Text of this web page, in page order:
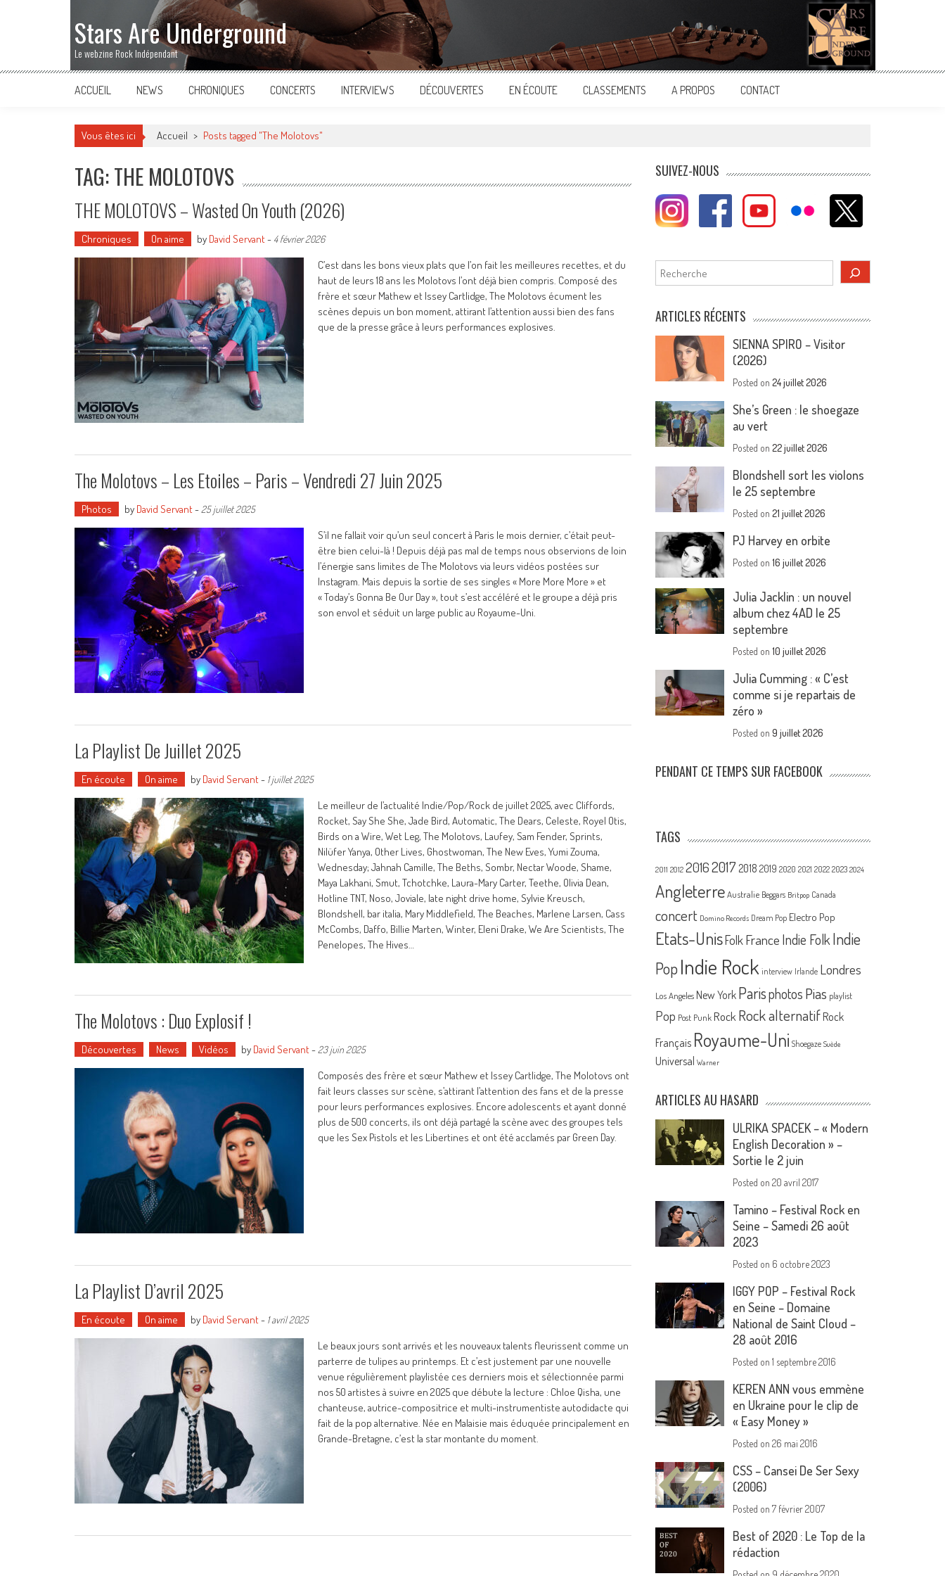
Stars Are Underground
Le webzine Rock Indépendant
ACCUEIL NEWS CHRONIQUES CONCERTS INTERVIEWS DÉCOUVERTES EN ÉCOUTE CLASSEMENTS A PROPOS CONTACT
Vous êtes ici Accueil > Posts tagged "The Molotovs"
TAG: THE MOLOTOVS
THE MOLOTOVS – Wasted On Youth (2026)
Chroniques On aime by David Servant- 4 février 2026
C’est dans les bons vieux plats que l’on fait les meilleures recettes, et du
haut de leurs 18 ans les Molotovs l’ont déjà bien compris. Composé des
frère et sœur Mathew et Issey Cartlidge, The Molotovs écument les
scènes depuis un bon moment, attirant l’attention aussi bien des fans
que de la presse grâce à leurs performances explosives.
The Molotovs – Les Etoiles – Paris – Vendredi 27 Juin 2025
Photos by David Servant- 25 juillet 2025
S’il ne fallait voir qu’un seul concert à Paris le mois dernier, c’était peut-
être bien celui-là ! Depuis déjà pas mal de temps nous observions de loin
l’énergie sans limites de The Molotovs via leurs vidéos postées sur
Instagram. Mais depuis la sortie de ses singles « More More More » et
« Today’s Gonna Be Our Day », tout s’est accéléré et le groupe a déjà pris
son envol et séduit un large public au Royaume-Uni.
La Playlist De Juillet 2025
En écoute On aime by David Servant- 1 juillet 2025
Le meilleur de l’actualité Indie/Pop/Rock de juillet 2025, avec Cliffords,
Rocket, Say She She, Jade Bird, Automatic, The Dears, Celeste, Royel Otis,
Birds on a Wire, Wet Leg, The Molotovs, Laufey, Sam Fender, Sprints,
Nilüfer Yanya, Other Lives, Ghostwoman, The New Eves, Yumi Zouma,
Wednesday; Jahnah Camille, The Beths, Sombr, Nectar Woode, Shame,
Maya Lakhani, Smut, Tchotchke, Laura-Mary Carter, Teethe, Olivia Dean,
Hotline TNT, Noso, Joviale, late night drive home, Sylvie Kreusch,
Blondshell, bar italia, Mary Middlefield, The Beaches, Marlene Larsen, Cass
McCombs, Daffo, Billie Marten, Winter, Eleni Drake, We Are Scientists, The
Penelopes, The Hives…
The Molotovs : Duo Explosif !
Découvertes News Vidéos by David Servant- 23 juin 2025
Composés des frère et sœur Mathew et Issey Cartlidge, The Molotovs ont
fait leurs classes sur scène, s’attirant l’attention des fans et de la presse
pour leurs performances explosives. Encore adolescents et ayant donné
plus de 500 concerts, ils ont déjà partagé la scène avec des groupes tels
que les Sex Pistols et les Libertines et ont été acclamés par Green Day.
La Playlist D’avril 2025
En écoute On aime by David Servant- 1 avril 2025
Le beaux jours sont arrivés et les nouveaux talents fleurissent comme un
parterre de tulipes au printemps. Et c’est justement par une nouvelle
venue régulièrement playlistée ces derniers mois et sélectionnée parmi
nos 50 artistes à suivre en 2025 que débute la lecture : Chloe Qisha, une
chanteuse, autrice-compositrice et multi-instrumentiste autodidacte qui
fait de la pop alternative. Née en Malaisie mais éduquée principalement en
Grande-Bretagne, c’est la star montante du moment.
SUIVEZ-NOUS
Rechercher
ARTICLES RÉCENTS
SIENNA SPIRO – Visitor
(2026)
Posted on24 juillet 2026
She’s Green : le shoegaze
au vert
Posted on22 juillet 2026
Blondshell sort les violons
le 25 septembre
Posted on21 juillet 2026
PJ Harvey en orbite
Posted on16 juillet 2026
Julia Jacklin : un nouvel
album chez 4AD le 25
septembre
Posted on10 juillet 2026
Julia Cumming : « C’est
comme si je repartais de
zéro »
Posted on9 juillet 2026
PENDANT CE TEMPS SUR FACEBOOK
TAGS
2011 2012 20162017 2018 2019 2020 2021 2022 2023 2024
Angleterre Australie Beggars Britpop Canada
concert Domino Records Dream Pop Electro Pop
Etats-UnisFolk France Indie FolkIndie
PopIndie Rock interview Irlande Londres
Los Angeles New York Parisphotos Pias playlist
Pop Post Punk Rock Rock alternatif Rock
Français Royaume-Uni Shoegaze Suède
Universal Warner
ARTICLES AU HASARD
ULRIKA SPACEK – « Modern
English Decoration » –
Sortie le 2 juin
Posted on20 avril 2017
Tamino – Festival Rock en
Seine – Samedi 26 août
2023
Posted on 6 octobre 2023
IGGY POP – Festival Rock
en Seine – Domaine
National de Saint Cloud –
28 août 2016
Posted on1 septembre 2016
KEREN ANN vous emmène
en Ukraine pour le clip de
« Easy Money »
Posted on26 mai 2016
CSS – Cansei De Ser Sexy
(2006)
Posted on7 février 2007
Best of 2020 : Le Top de la
rédaction